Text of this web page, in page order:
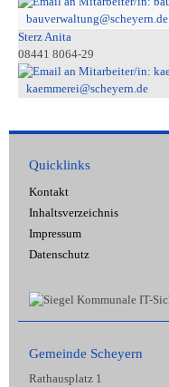
bauverwaltung@scheyern.de
Sterz Anita
08441 8064-29
kaemmerei@scheyern.de
Quicklinks
Kontakt
Inhaltsverzeichnis
Impressum
Datenschutz
Gemeinde Scheyern
Rathausplatz 1